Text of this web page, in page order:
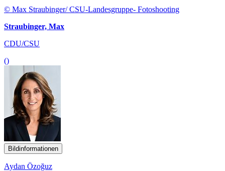
© Max Straubinger/ CSU-Landesgruppe- Fotoshooting
Straubinger, Max
CDU/CSU
()
Bildinformationen
Aydan Özoğuz